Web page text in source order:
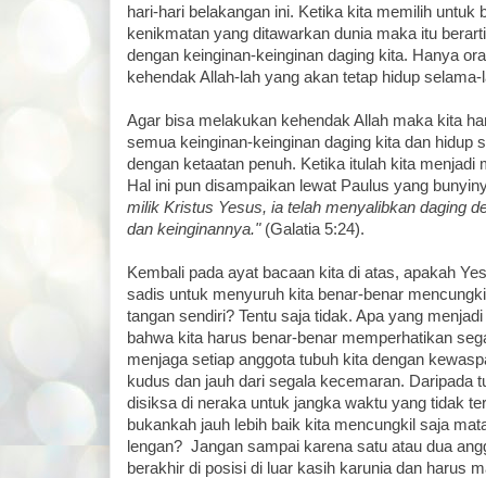
hari-hari belakangan ini. Ketika kita memilih untuk
kenikmatan yang ditawarkan dunia maka itu
dengan keinginan-keinginan daging kita. Hanya
kehendak Allah-lah yang akan tetap hidup
Agar bisa melakukan kehendak Allah maka kita
semua keinginan-keinginan daging kita dan hidup
dengan ketaatan penuh. Ketika itulah kita menjadi
Hal ini pun disampaikan lewat Paulus yang
milik Kristus Yesus, ia telah menyalibkan daging
dan keinginannya."(Galatia 5:24).
Kembali pada ayat bacaan kita di atas, apakah
sadis untuk menyuruh kita benar-benar
tangan sendiri? Tentu saja tidak. Apa yang
bahwa kita harus benar-benar memperhatikan
menjaga setiap anggota tubuh kita dengan
kudus dan jauh dari segala kecemaran. Daripada
disiksa di neraka untuk jangka waktu yang tidak
bukankah jauh lebih baik kita mencungkil saja
lengan? Jangan sampai karena satu atau dua
berakhir di posisi di luar kasih karunia dan harus